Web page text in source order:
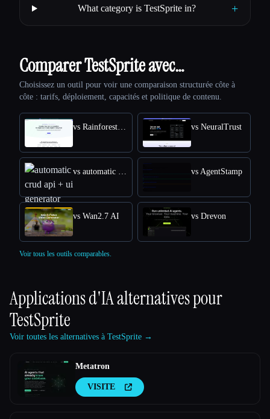
What category is TestSprite in? +
Comparer TestSprite avec…
Choisissez un outil pour voir une comparaison structurée côte à
côte : tarifs, déploiement, capacités et politique de contenu.
vs Rainforest QA vs NeuralTrust
vs automatic crud api + ui generator vs AgentStamp
vs Wan2.7 AI vs Drevon
Voir tous les outils comparables.
Applications d'IA alternatives pour
TestSprite
Voir toutes les alternatives à TestSprite →
Metatron
VISITE